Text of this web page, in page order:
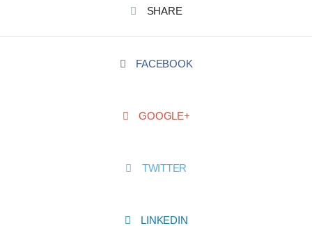
SHARE
FACEBOOK
GOOGLE+
TWITTER
LINKEDIN